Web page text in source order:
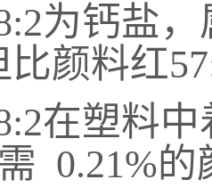
为钙盐
比颜料红
在塑料
0.21%的